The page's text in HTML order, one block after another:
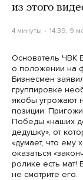
из этого
4 минуты 14:39, 9
Основатель ЧВК
о положении на
Бизнесмен
группировке
якобы угрожают
позиции.
Победы «наших
дедушку», от
«думает, что ему
оказаться
ролике есть мат!
не смотрите его.